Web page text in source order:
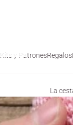
Kits y PatronesRegalos
La